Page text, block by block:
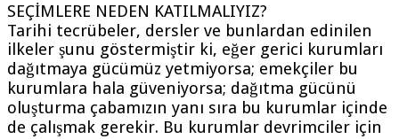
SEÇİMLERE NEDEN KATILMALIYIZ?
Tarihi tecrübeler, dersler ve bunlardan edinilen
ilkeler şunu göstermiştir ki, eğer gerici kurumları
dağıtmaya gücümüz yetmiyorsa; emekçiler bu
kurumlara hala güveniyorsa; dağıtma gücünü
oluşturma çabamızın yanı sıra bu kurumlar içinde
de çalışmak gerekir. Bu kurumlar devrimciler için